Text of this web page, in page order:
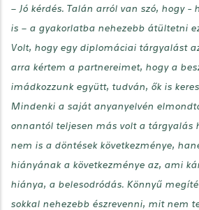
– Jó kérdés. Talán arról van szó, hogy
is – a gyakorlatba nehezebb átültetni
Volt, hogy egy diplomáciai tárgyalást
arra kértem a partnereimet, hogy a
imádkozzunk együtt, tudván, ők is
Mindenki a saját anyanyelvén
onnantól teljesen más volt a tárgyalás
nem is a döntések következménye,
hiányának a következménye az, ami
hiánya, a belesodródás. Könnyű
sokkal nehezebb észrevenni, mit nem